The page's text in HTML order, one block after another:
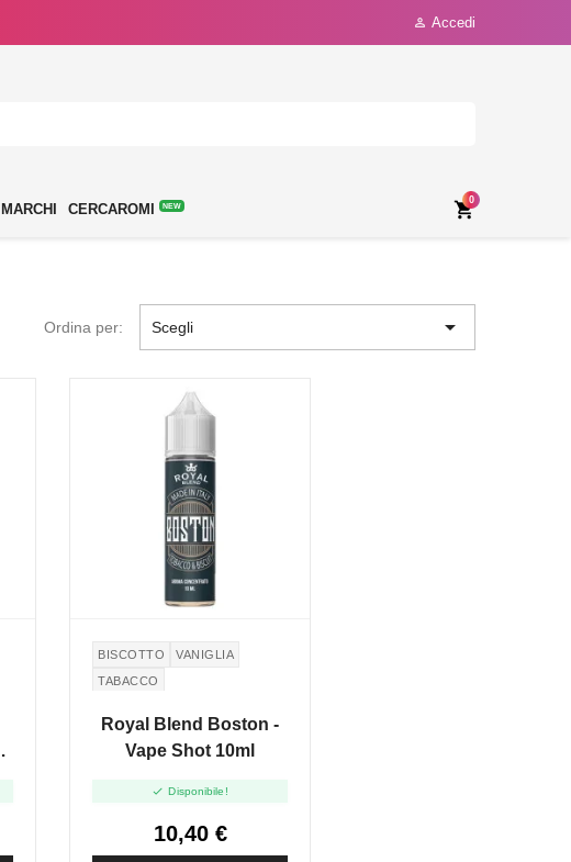
 Accedi
MARCHI CERCAROMI NEW 
0
Ordina per: Scegli 
BISCOTTO
VANIGLIA
TABACCO
Royal Blend Boston -
Vape Shot 10ml
 Disponibile!
10,40 €